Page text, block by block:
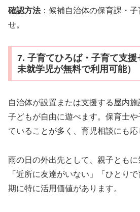
確認方法：候補自治体の保育課・
せ。
7. 子育てひろば・子育て支
未就学児が無料で利用可能）
自治体が設置または支援する屋内
子どもが自由に遊べます。保育士
ていることが多く、育児相談にも応
雨の日の外出先として、親子ともに
「近所に友達がいない」「ひとり
期に特に活用価値があります。